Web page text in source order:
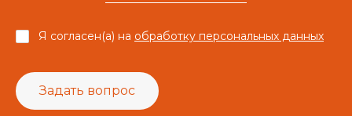
Задать вопрос
Я согласен(а) на обработку персональных данных